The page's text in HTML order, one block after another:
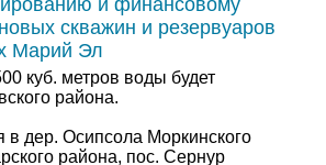
и финансовому
скважин и резервуаров
Марий Эл
куб. метров воды будет
района.
дер. Осипсола Моркинского
района, пос. Сернур